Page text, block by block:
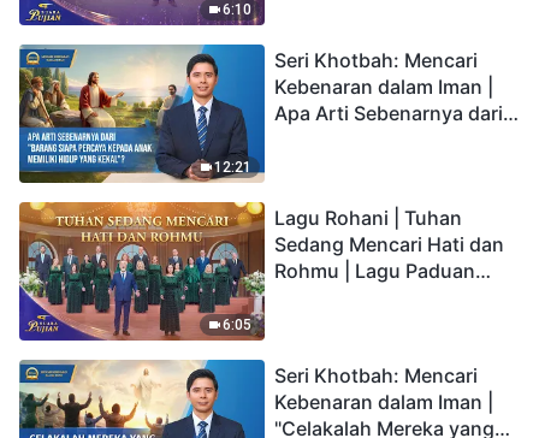
6:10
12:21
Seri Khotbah: Mencari
Kebenaran dalam Iman |
Apa Arti Sebenarnya dari
6:05
Lagu Rohani | Tuhan
Sedang Mencari Hati dan
Rohmu | Lagu Paduan
Seri Khotbah: Mencari
Kebenaran dalam Iman |
"Celakalah Mereka yang